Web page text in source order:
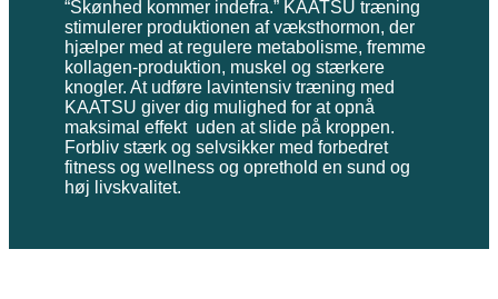
“Skønhed kommer indefra.” KAATSU træning
stimulerer produktionen af væksthormon, der
hjælper med at regulere metabolisme, fremme
kollagen-produktion, muskel og stærkere
knogler. At udføre lavintensiv træning med
KAATSU giver dig mulighed for at opnå
maksimal effekt uden at slide på kroppen.
Forbliv stærk og selvsikker med forbedret
fitness og wellness og oprethold en sund og
høj livskvalitet.